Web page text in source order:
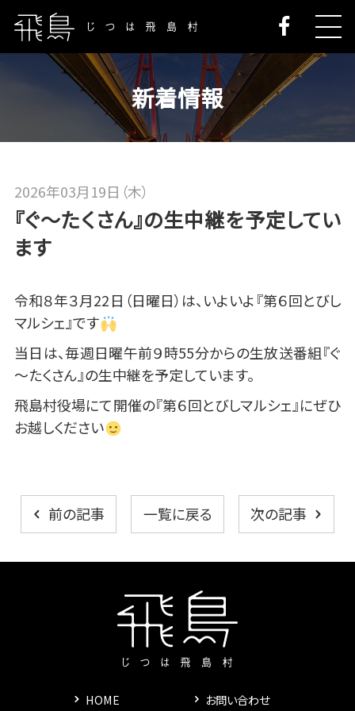
新着情報
『ぐ～たくさん』の生中継を予定してい
ます
2026年03月19日（木）
令和８年３月22日（日曜日）は、いよいよ『第６回とびし
マルシェ』です
当日は、毎週日曜午前９時55分からの生放送番組『ぐ
～たくさん』の生中継を予定しています。
飛島村役場にて開催の『第６回とびしマルシェ』にぜひ
お越しください
前の記事 一覧に戻る 次の記事
HOME お問い合わせ